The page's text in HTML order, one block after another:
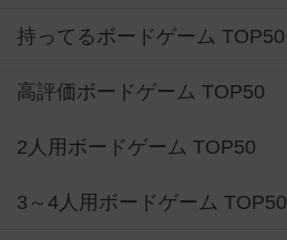
持ってるボードゲーム TOP50
高評価ボードゲーム TOP50
2人用ボードゲーム TOP50
3～4人用ボードゲーム TOP50